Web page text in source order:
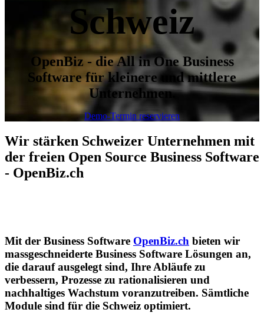
Schweiz
OpenBiz - die All in One Business
Software für kleinere und mittlere
Unternehmen.
Demo-Termin reservieren
Wir stärken Schweizer Unternehmen mit
der freien Open Source Business Software
- OpenBiz.ch
Mit der Business Software OpenBiz.ch bieten wir
massgeschneiderte Business Software Lösungen an,
die darauf ausgelegt sind, Ihre Abläufe zu
verbessern, Prozesse zu rationalisieren und
nachhaltiges Wachstum voranzutreiben. Sämtliche
Module sind für die Schweiz optimiert.